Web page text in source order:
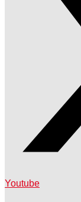
Youtube